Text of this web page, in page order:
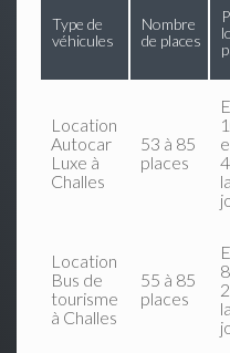
Type de
véhicules
Nombre
de places
Location
Autocar
Luxe à
Challes
53 à 85
places
la
Location
Bus de
tourisme
à Challes
55 à 85
places
la